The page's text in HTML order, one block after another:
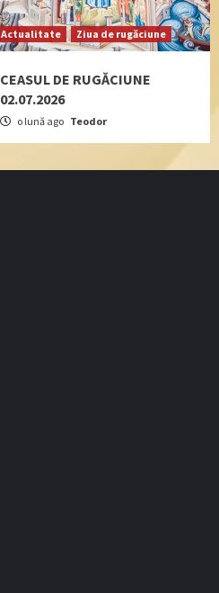
Actualitate Ziua de rugăciune
CEASUL DE RUGĂCIUNE
02.07.2026
o lună ago Teodor